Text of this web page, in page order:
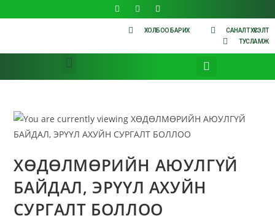
ХОЛБОО БАРИХ
САНАЛТ ХҮСЭЛТ
ТУСЛАМЖ
ХӨДӨЛМӨРИЙН АЮУЛГҮЙ
БАЙДАЛ, ЭРҮҮЛ АХУЙН
СУРГАЛТ БОЛЛОО